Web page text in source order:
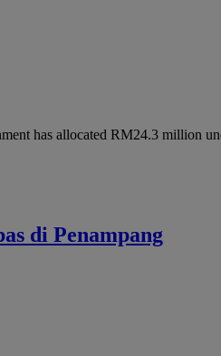
has allocated RM24.3 million
di Penampang